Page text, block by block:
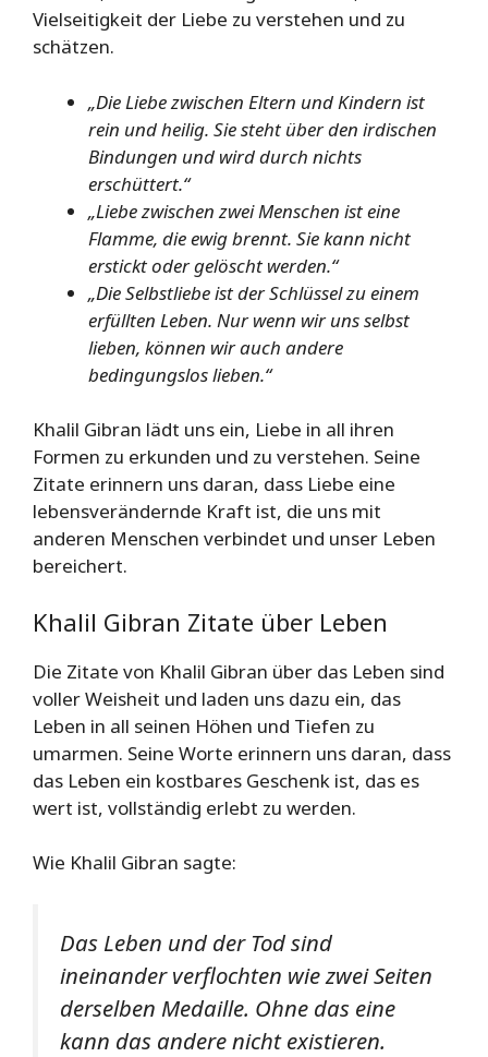
Vielseitigkeit der Liebe zu verstehen und zu
schätzen.
„Die Liebe zwischen Eltern und Kindern ist
rein und heilig. Sie steht über den irdischen
Bindungen und wird durch nichts
erschüttert.“
„Liebe zwischen zwei Menschen ist eine
Flamme, die ewig brennt. Sie kann nicht
erstickt oder gelöscht werden.“
„Die Selbstliebe ist der Schlüssel zu einem
erfüllten Leben. Nur wenn wir uns selbst
lieben, können wir auch andere
bedingungslos lieben.“
Khalil Gibran lädt uns ein, Liebe in all ihren
Formen zu erkunden und zu verstehen. Seine
Zitate erinnern uns daran, dass Liebe eine
lebensverändernde Kraft ist, die uns mit
anderen Menschen verbindet und unser Leben
bereichert.
Khalil Gibran Zitate über Leben
Die Zitate von Khalil Gibran über das Leben sind
voller Weisheit und laden uns dazu ein, das
Leben in all seinen Höhen und Tiefen zu
umarmen. Seine Worte erinnern uns daran, dass
das Leben ein kostbares Geschenk ist, das es
wert ist, vollständig erlebt zu werden.
Wie Khalil Gibran sagte:
Das Leben und der Tod sind
ineinander verflochten wie zwei Seiten
derselben Medaille. Ohne das eine
kann das andere nicht existieren.